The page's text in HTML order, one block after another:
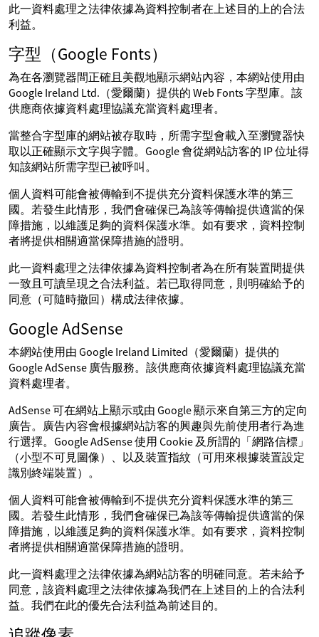
此一資料處理之法律依據為資料控制者在上述目的上的合法
利益。
字型（Google Fonts）
為在各瀏覽器間正確且美觀地顯示網站內容，本網站使用由
Google Ireland Ltd.（愛爾蘭）提供的 Web Fonts 字型庫。該
供應商依據資料處理協議充當資料處理者。
當整合字型庫的網站被存取時，所需字型會載入至瀏覽器快
取以正確顯示文字與字體。Google 會從網站訪客的 IP 位址得
知該網站所需字型已被呼叫。
個人資料可能會被傳輸到不提供充分資料保護水準的第三
國。若發生此情形，我們會確保已為該等傳輸提供適當的保
障措施，以維護足夠的資料保護水準。如有要求，資料控制
者將提供相關適當保障措施的證明。
此一資料處理之法律依據為資料控制者為在所有裝置間提供
一致且可讀呈現之合法利益。若已取得同意，則明確給予的
同意（可隨時撤回）構成法律依據。
Google AdSense
本網站使用由 Google Ireland Limited（愛爾蘭）提供的
Google AdSense 廣告服務。該供應商依據資料處理協議充當
資料處理者。
AdSense 可在網站上顯示或由 Google 顯示來自第三方的定向
廣告。廣告內容會根據網站訪客的興趣與先前使用者行為進
行選擇。Google AdSense 使用 Cookie 及所謂的「網路信標」
（小型不可見圖像）、以及裝置指紋（可用來根據裝置設定
識別終端裝置）。
個人資料可能會被傳輸到不提供充分資料保護水準的第三
國。若發生此情形，我們會確保已為該等傳輸提供適當的保
障措施，以維護足夠的資料保護水準。如有要求，資料控制
者將提供相關適當保障措施的證明。
此一資料處理之法律依據為網站訪客的明確同意。若未給予
同意，該資料處理之法律依據為我們在上述目的上的合法利
益。我們在此的優先合法利益為前述目的。